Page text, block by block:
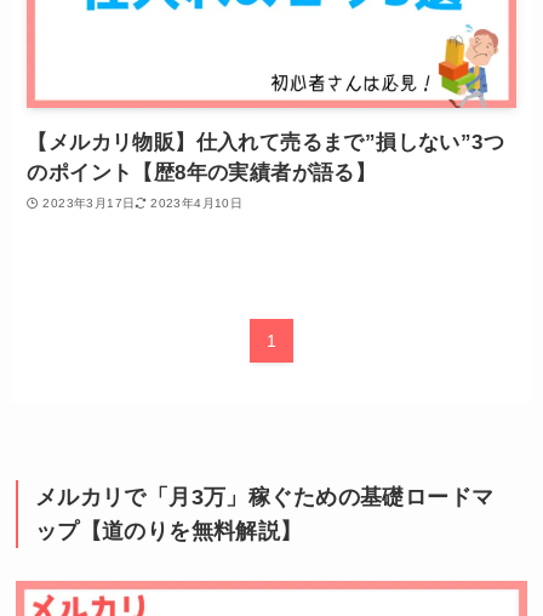
【メルカリ物販】仕入れて売るまで”損しない”3つ
のポイント【歴8年の実績者が語る】
2023年3月17日 2023年4月10日
1
メルカリで「月3万」稼ぐための基礎ロードマ
ップ【道のりを無料解説】